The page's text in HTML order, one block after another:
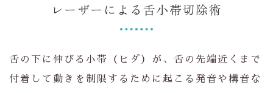
レーザーによる舌小帯切除術
舌の下に伸びる小帯（ヒダ）が、舌の先端近くまで
付着して動きを制限するために起こる発音や構音な